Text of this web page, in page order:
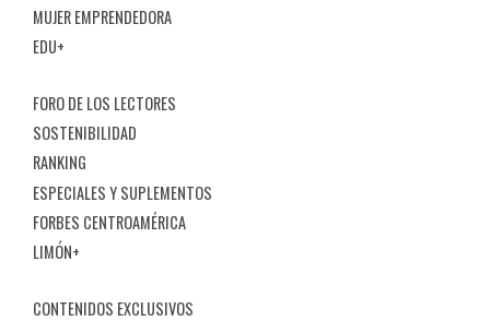
MUJER EMPRENDEDORA
EDU+
FORO DE LOS LECTORES
SOSTENIBILIDAD
RANKING
ESPECIALES Y SUPLEMENTOS
FORBES CENTROAMÉRICA
LIMÓN+
CONTENIDOS EXCLUSIVOS